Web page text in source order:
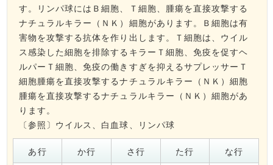
す。リンパ球にはＢ細胞、Ｔ細胞、腫瘍を直接攻撃する
ナチュラルキラー（ＮＫ）細胞があります。Ｂ細胞は有
害物を攻撃する抗体を作り出します。Ｔ細胞は、ウイル
ス感染した細胞を排除するキラーＴ細胞、免疫を促すヘ
ルパーＴ細胞、免疫の働きすぎを抑えるサプレッサーＴ
細胞腫瘍を直接攻撃するナチュラルキラー（ＮＫ）細胞
腫瘍を直接攻撃するナチュラルキラー（ＮＫ）細胞があ
ります。
〔参照〕 ウイルス 、 白血球、 リンパ球
あ行 か行 さ行 た行 な行